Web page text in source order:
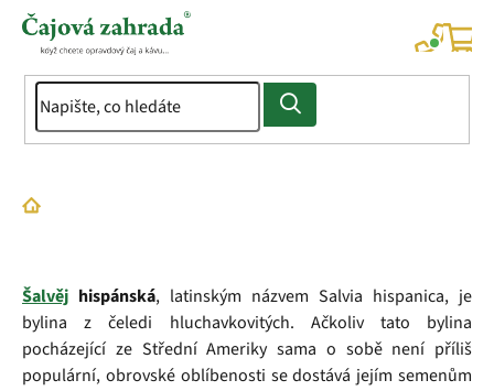
Přejít
Domů
Šalvěj hispánská, latinským názvem Salvia hispanica, je
bylina z čeledi hluchavkovitých. Ačkoliv tato bylina
pocházející ze Střední Ameriky sama o sobě není příliš
populární, obrovské oblíbenosti se dostává jejím semenům